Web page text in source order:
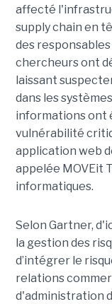
affecté
supply chain en
des responsables
chercheurs ont
laissant
dans les
informations ont
vulnérabilité
application web
appelée MOVEit
informatiques.
Selon Gartner,
la gestion des
d’intégrer le
relations
d'administration